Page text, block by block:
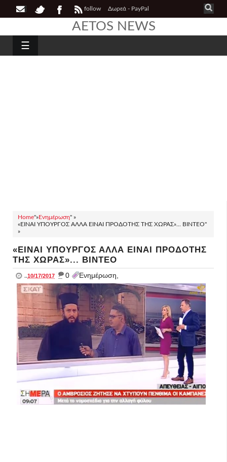
follow Δωρεά - PayPal
AETOS NEWS
☰
Home"»Ενημέρωση" »
«ΕΙΝΑΙ ΥΠΟΥΡΓΟΣ ΑΛΛΑ ΕΙΝΑΙ ΠΡΟΔΟΤΗΣ ΤΗΣ ΧΩΡΑΣ»... ΒΙΝΤΕΟ"
»
«ΕΙΝΑΙ ΥΠΟΥΡΓΟΣ ΑΛΛΑ ΕΙΝΑΙ ΠΡΟΔΟΤΗΣ
ΤΗΣ ΧΩΡΑΣ»... ΒΙΝΤΕΟ
..10/17/2017 _ 0 Ενημέρωση,